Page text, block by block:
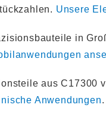
Unsere
in
aus C17300
Anwendungen.